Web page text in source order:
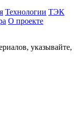
Технологии ТЭК
О проекте
указывайте,